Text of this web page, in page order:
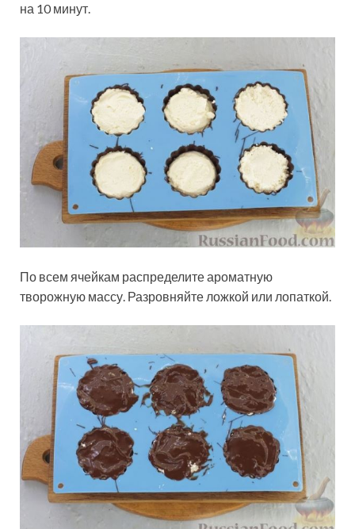
на 10 минут.
По всем ячейкам распределите ароматную
творожную массу. Разровняйте ложкой или лопаткой.